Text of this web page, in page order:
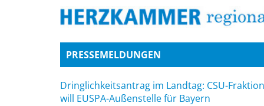
PRESSEMELDUNGEN
Dringlichkeitsantrag im Landtag: CSU-Fraktion
will EUSPA-Außenstelle für Bayern